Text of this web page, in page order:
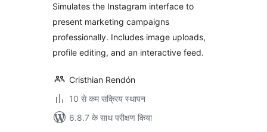
Simulates the Instagram interface to
present marketing campaigns
professionally. Includes image uploads,
profile editing, and an interactive feed.
Cristhian Rendón
10 से कम सक्रिय स्थापन
6.8.7 के साथ परीक्षण किया